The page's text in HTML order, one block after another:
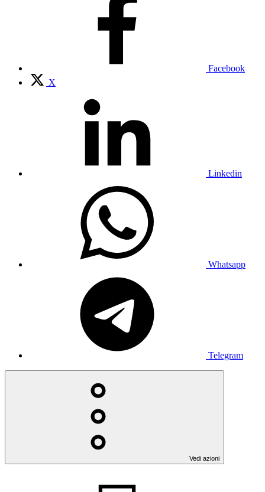
Facebook
X
Linkedin
Whatsapp
Telegram
Vedi azioni